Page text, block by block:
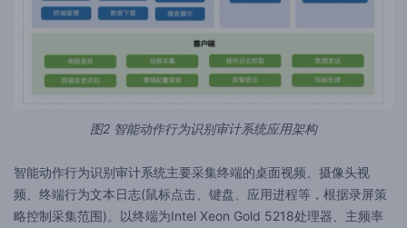
图2 智能动作行为识别审计系统应用架构
智能动作行为识别审计系统主要采集终端的桌面视频、摄像头视
频、终端行为文本日志(鼠标点击、键盘、应用进程等，根据录屏策
略控制采集范围)。以终端为Intel Xeon Gold 5218处理器、主频率